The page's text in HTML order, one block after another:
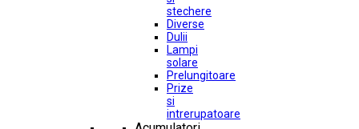
stechere
Diverse
Dulii
Lampi
solare
Prelungitoare
Prize
si
intrerupatoare